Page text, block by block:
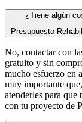
¿Tiene algún
Presupuesto
No, contactar con
gratuito y sin
mucho esfuerzo en
muy importante
atenderles para que
con tu proyecto de